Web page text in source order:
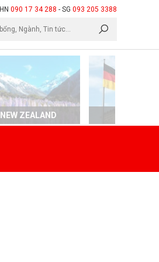
HN 090 17 34 288 - SG 093 205 3388
NEW ZEALAND